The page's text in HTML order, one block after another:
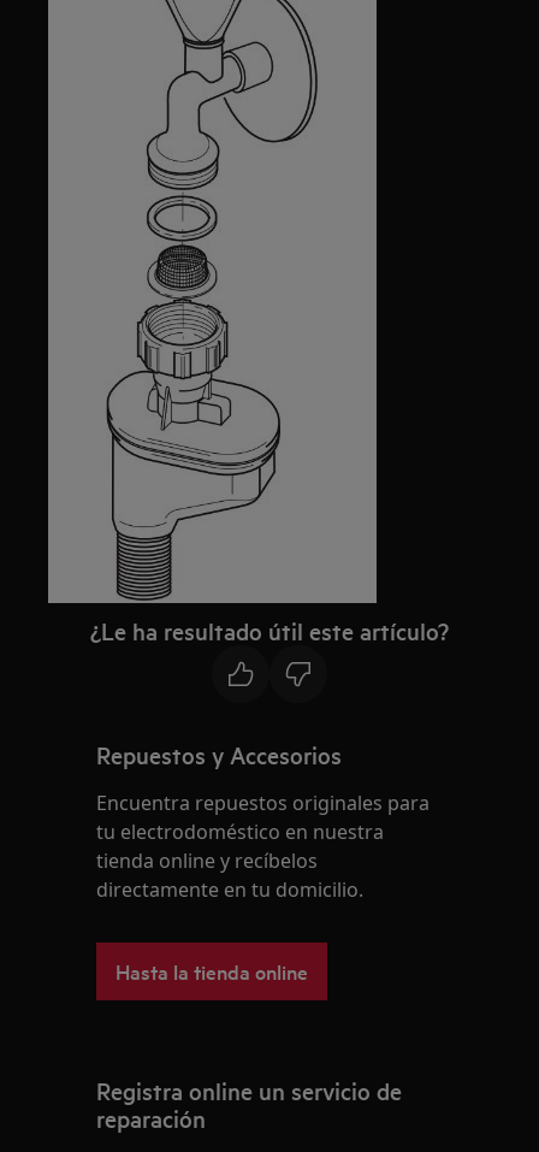
¿Le ha resultado útil este artículo?
Repuestos y Accesorios
Encuentra repuestos originales para
tu electrodoméstico en nuestra
tienda online y recíbelos
directamente en tu domicilio.
Hasta la tienda online
Registra online un servicio de
reparación